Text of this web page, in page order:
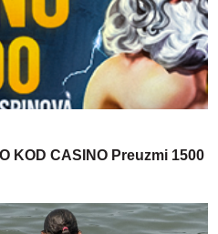
KOD CASINO Preuzmi 1500